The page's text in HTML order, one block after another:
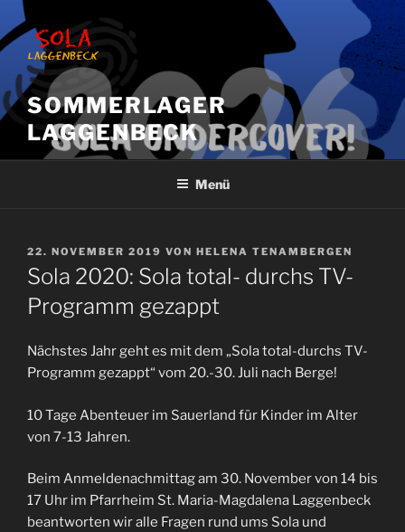
Zum
Inhalt
springen
SOMMERLAGER
LAGGENBECK
Menü
VERÖFFENTLICHT
AM
22. NOVEMBER 2019 VON HELENA TENAMBERGEN
Sola 2020: Sola total- durchs TV-
Programm gezappt
Nächstes Jahr geht es mit dem „Sola total-durchs TV-
Programm gezappt“ vom 20.-30. Juli nach Berge!
10 Tage Abenteuer im Sauerland für Kinder im Alter
von 7-13 Jahren.
Beim Anmeldenachmittag am 30. November von 14 bis
17 Uhr im Pfarrheim St. Maria-Magdalena Laggenbeck
beantworten wir alle Fragen rund ums Sola und